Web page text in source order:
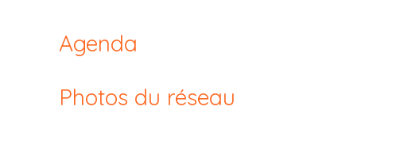
Agenda
Photos du réseau